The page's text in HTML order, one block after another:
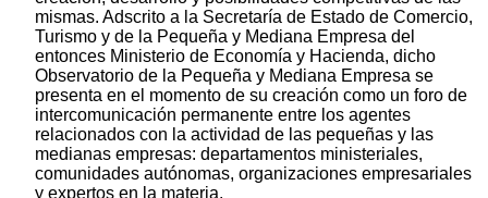
mismas. Adscrito a la Secretaría de Estado de Comercio,
Turismo y de la Pequeña y Mediana Empresa del
entonces Ministerio de Economía y Hacienda, dicho
Observatorio de la Pequeña y Mediana Empresa se
presenta en el momento de su creación como un foro de
intercomunicación permanente entre los agentes
relacionados con la actividad de las pequeñas y las
medianas empresas: departamentos ministeriales,
comunidades autónomas, organizaciones empresariales
y expertos en la materia.